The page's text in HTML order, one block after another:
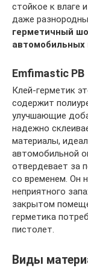
стойкое к влаге
даже
герметичный
автомобильных
Emfimastic PB
Клей-герметик
содержит
улучшающие
надежно
материалы,
автомобильной
отвердевает за
со временем. Он
неприятного
закрытом
герметика
пистолет.
Виды